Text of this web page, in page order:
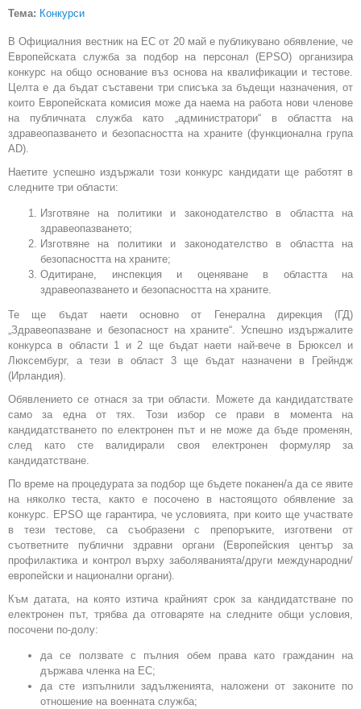
Тема: Конкурси
В Официалния вестник на ЕС от 20 май е публикувано обявление, че
Европейската служба за подбор на персонал (EPSO) организира
конкурс на общо основание въз основа на квалификации и тестове.
Целта е да бъдат съставени три списъка за бъдещи назначения, от
които Европейската комисия може да наема на работа нови членове
на публичната служба като „администратори“ в областта на
здравеопазването и безопасността на храните (функционална група
AD).
Наетите успешно издържали този конкурс кандидати ще работят в
следните три области:
Изготвяне на политики и законодателство в областта на
здравеопазването;
Изготвяне на политики и законодателство в областта на
безопасността на храните;
Одитиране, инспекция и оценяване в областта на
здравеопазването и безопасността на храните.
Те ще бъдат наети основно от Генерална дирекция (ГД)
„Здравеопазване и безопасност на храните“. Успешно издържалите
конкурса в области 1 и 2 ще бъдат наети най-вече в Брюксел и
Люксембург, а тези в област 3 ще бъдат назначени в Грейндж
(Ирландия).
Обявлението се отнася за три области. Можете да кандидатствате
само за една от тях. Този избор се прави в момента на
кандидатстването по електронен път и не може да бъде променян,
след като сте валидирали своя електронен формуляр за
кандидатстване.
По време на процедурата за подбор ще бъдете поканен/а да се явите
на няколко теста, както е посочено в настоящото обявление за
конкурс. EPSO ще гарантира, че условията, при които ще участвате
в тези тестове, са съобразени с препоръките, изготвени от
съответните публични здравни органи (Европейския център за
профилактика и контрол върху заболяванията/други международни/
европейски и национални органи).
Към датата, на която изтича крайният срок за кандидатстване по
електронен път, трябва да отговаряте на следните общи условия,
посочени по-долу:
да се ползвате с пълния обем права като гражданин на
държава членка на ЕС;
да сте изпълнили задълженията, наложени от законите по
отношение на военната служба;